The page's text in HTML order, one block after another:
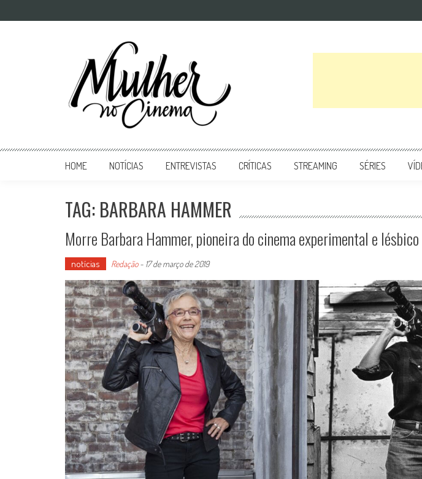
Mulher no Cinema
HOME NOTÍCIAS ENTREVISTAS CRÍTICAS STREAMING SÉRIES
TAG: BARBARA HAMMER
Morre Barbara Hammer, pioneira do cinema experimental e lésbico
notícias Redação- 17 de março de 2019